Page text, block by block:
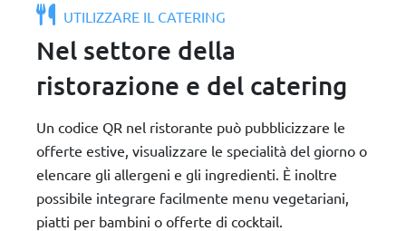
UTILIZZARE IL CATERING
Nel settore della
ristorazione e del catering
Un codice QR nel ristorante può pubblicizzare le
offerte estive, visualizzare le specialità del giorno o
elencare gli allergeni e gli ingredienti. È inoltre
possibile integrare facilmente menu vegetariani,
piatti per bambini o offerte di cocktail.